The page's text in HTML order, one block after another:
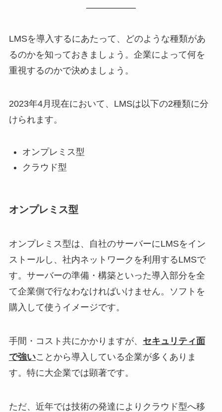
LMSを導入するにあたって、どのような種類があ
るのかを知っておきましょう。企業によって何を
重視するのかで決めましょう。
2023年4月現在において、LMSは以下の2種類に分
けられます。
オンプレミス型
クラウド型
オンプレミス型
オンプレミス型は、自社のサーバーにLMSをイン
ストールし、社内ネットワークを利用するLMSで
す。サーバーの準備・構築といった導入部分を全
て企業側で行なわなければいけません。ソフトを
購入して使うイメージです。
手間・コスト共にかかりますが、 セキュリティ面
で強いことから導入している企業が多くありま
す。特に大企業では顕著です。
ただ、近年では技術の発達によりクラウド型へ移